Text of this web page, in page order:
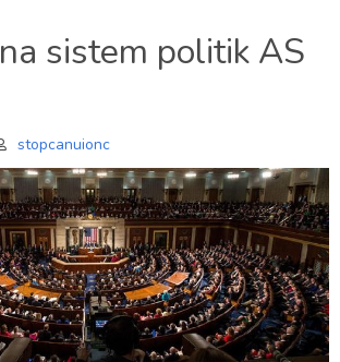
sistem politik AS
stopcanuionc